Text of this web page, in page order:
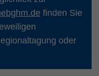
finden Sie
oder